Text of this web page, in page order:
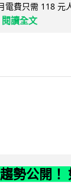
電費只需 118 元
閱讀全文
勢公開！